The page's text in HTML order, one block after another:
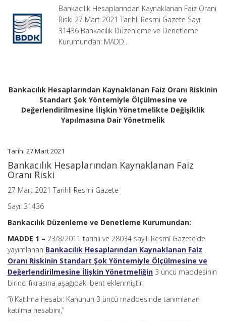
Ölçülmesine
Değerlendirilmesine
İlişkin
Yönetmelikte
Bankacılık Hesaplarından Kaynaklanan Faiz Oranı
Riski 27 Mart 2021 Tarihli Resmi Gazete Sayı:
31436 Bankacılık Düzenleme ve Denetleme
Kurumundan: MADD..
Bankacılık Hesaplarından Kaynaklanan Faiz Oranı Riskinin
Standart Şok Yöntemiyle Ölçülmesine ve
Değerlendirilmesine İlişkin Yönetmelikte Değişiklik
Yapılmasına Dair Yönetmelik
Tarih: 27 Mart 2021
Bankacılık Hesaplarından Kaynaklanan Faiz
Oranı Riski
27 Mart 2021 Tarihli Resmi Gazete
Sayı: 31436
Bankacılık Düzenleme ve Denetleme Kurumundan:
MADDE 1 – 23/8/2011 tarihli ve 28034 sayılı Resmî Gazete’de
yayımlanan Bankacılık Hesaplarından Kaynaklanan Faiz
Oranı Riskinin Standart Şok Yöntemiyle Ölçülmesine ve
Değerlendirilmesine İlişkin Yönetmeliğin 3 üncü maddesinin
birinci fıkrasına aşağıdaki bent eklenmiştir.
“i) Katılma hesabı: Kanunun 3 üncü maddesinde tanımlanan
katılma hesabını,”